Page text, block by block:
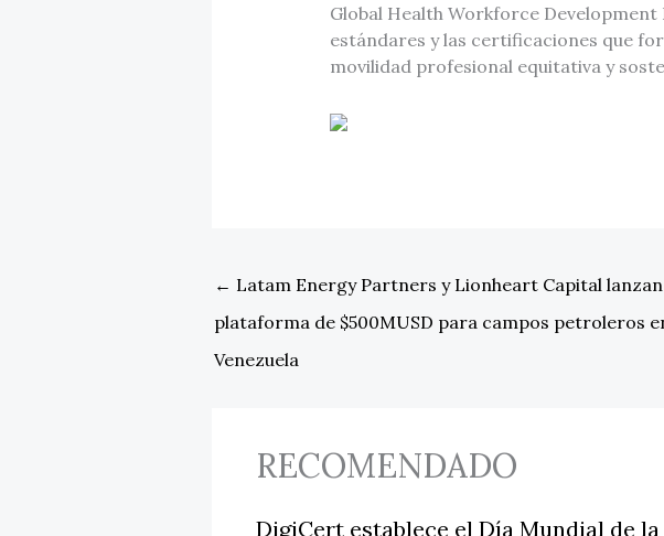
Global Health Workforce
estándares y las certificaciones que
movilidad profesional equitativa y
← Latam Energy Partners y Lionheart Capital lanzan
plataforma de $500MUSD para campos petroleros
Venezuela
RECOMENDADO
DigiCert establece el Día Mundial de la